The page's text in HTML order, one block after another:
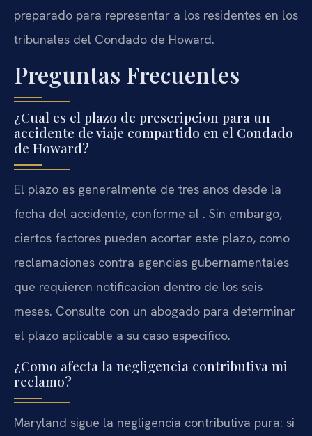
preparado para representar a los residentes en los
tribunales del Condado de Howard.
Preguntas Frecuentes
¿Cual es el plazo de prescripcion para un
accidente de viaje compartido en el Condado
de Howard?
El plazo es generalmente de tres anos desde la
fecha del accidente, conforme al . Sin embargo,
ciertos factores pueden acortar este plazo, como
reclamaciones contra agencias gubernamentales
que requieren notificacion dentro de los seis
meses. Consulte con un abogado para determinar
el plazo aplicable a su caso especifico.
¿Como afecta la negligencia contributiva mi
reclamo?
Maryland sigue la negligencia contributiva pura: si